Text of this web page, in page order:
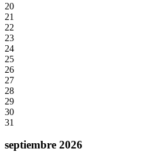
20
21
22
23
24
25
26
27
28
29
30
31
septiembre 2026